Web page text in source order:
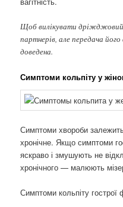
Щоб вилікувати дріжджовий
партнерів, але передача
доведена.
Симптоми кольпіту у
Симптоми хвороби
хронічне. Якщо симптоми
яскраво і змушують не
хронічного — малюють
Симптоми кольпіту гострої